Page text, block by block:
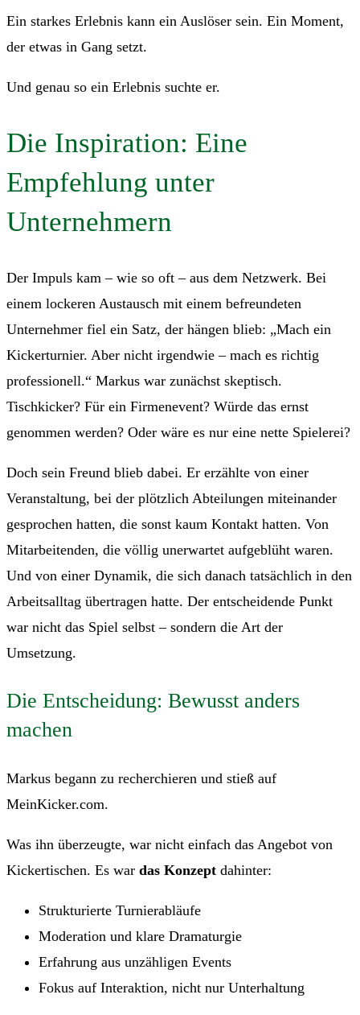
Ein starkes Erlebnis kann ein Auslöser sein. Ein Moment,
der etwas in Gang setzt.
Und genau so ein Erlebnis suchte er.
Die Inspiration: Eine
Empfehlung unter
Unternehmern
Der Impuls kam – wie so oft – aus dem Netzwerk. Bei
einem lockeren Austausch mit einem befreundeten
Unternehmer fiel ein Satz, der hängen blieb: „Mach ein
Kickerturnier. Aber nicht irgendwie – mach es richtig
professionell.“ Markus war zunächst skeptisch.
Tischkicker? Für ein Firmenevent? Würde das ernst
genommen werden? Oder wäre es nur eine nette Spielerei?
Doch sein Freund blieb dabei. Er erzählte von einer
Veranstaltung, bei der plötzlich Abteilungen miteinander
gesprochen hatten, die sonst kaum Kontakt hatten. Von
Mitarbeitenden, die völlig unerwartet aufgeblüht waren.
Und von einer Dynamik, die sich danach tatsächlich in den
Arbeitsalltag übertragen hatte. Der entscheidende Punkt
war nicht das Spiel selbst – sondern die Art der
Umsetzung.
Die Entscheidung: Bewusst anders
machen
Markus begann zu recherchieren und stieß auf
MeinKicker.com.
Was ihn überzeugte, war nicht einfach das Angebot von
Kickertischen. Es war das Konzept dahinter:
Strukturierte Turnierabläufe
Moderation und klare Dramaturgie
Erfahrung aus unzähligen Events
Fokus auf Interaktion, nicht nur Unterhaltung